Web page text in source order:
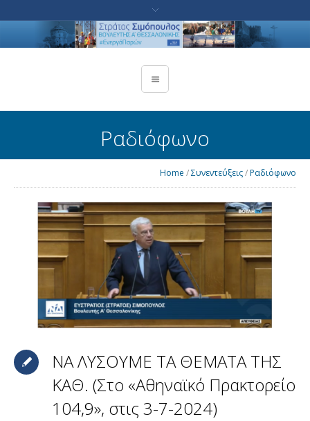
Ραδιόφωνο
Home /Συνεντεύξεις/Ραδιόφωνο
ΝΑ ΛΥΣΟΥΜΕ ΤΑ ΘΕΜΑΤΑ ΤΗΣ
ΚΑΘ. (Στο «Αθηναϊκό Πρακτορείο
104,9», στις 3-7-2024)